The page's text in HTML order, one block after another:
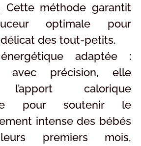
Cette méthode garantit
optimale pour
délicat des tout-petits.
adaptée :
avec précision, elle
calorique
pour soutenir le
intense des bébés
premiers mois,